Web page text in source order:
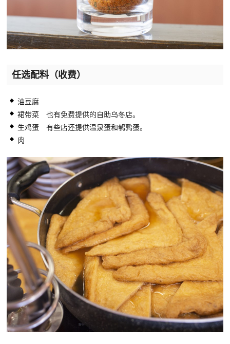
任选配料（收费）
油豆腐
裙带菜 也有免费提供的自助乌冬店。
生鸡蛋 有些店还提供温泉蛋和鹌鹑蛋。
肉